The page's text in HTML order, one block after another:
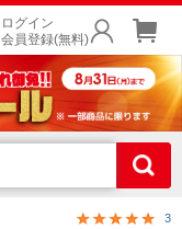
ログイン
会員登録(無料)
3